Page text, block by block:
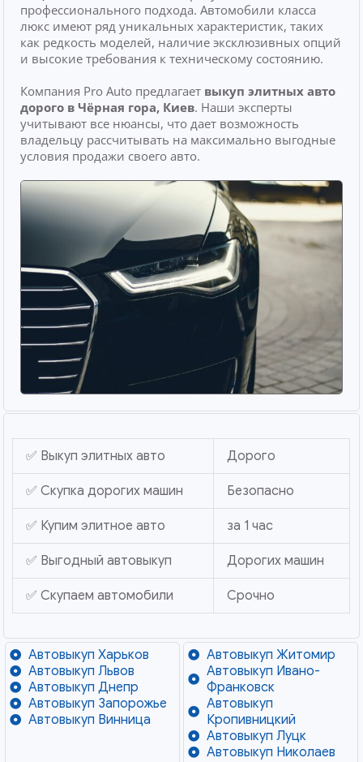
профессионального подхода. Автомобили класса
люкс имеют ряд уникальных характеристик, таких
как редкость моделей, наличие эксклюзивных опций
и высокие требования к техническому состоянию.
Компания Pro Auto предлагает выкуп элитных авто
дорого в Чёрная гора, Киев. Наши эксперты
учитывают все нюансы, что дает возможность
владельцу рассчитывать на максимально выгодные
условия продажи своего авто.
✅ Выкуп элитных авто Дорого
✅ Скупка дорогих машин Безопасно
✅ Купим элитное авто за 1 час
✅ Выгодный автовыкуп Дорогих машин
✅ Скупаем автомобили Срочно
Автовыкуп Харьков
Автовыкуп Львов
Автовыкуп Днепр
Автовыкуп Запорожье
Автовыкуп Винница
Автовыкуп Житомир
Автовыкуп Ивано-
Франковск
Автовыкуп
Кропивницкий
Автовыкуп Луцк
Автовыкуп Николаев